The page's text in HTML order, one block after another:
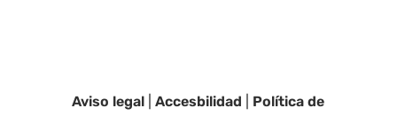
Aviso legal |Accesbilidad
Política de